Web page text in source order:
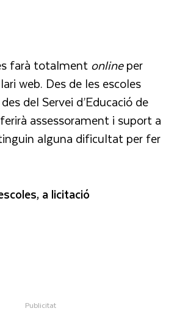
farà totalmentonlineper
web. Des de les escoles
del Servei d’Educació de
assessorament i suport a
alguna dificultat per fer
a licitació